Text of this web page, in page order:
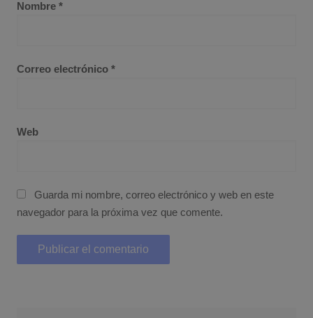
Nombre *
Correo electrónico *
Web
Guarda mi nombre, correo electrónico y web en este
navegador para la próxima vez que comente.